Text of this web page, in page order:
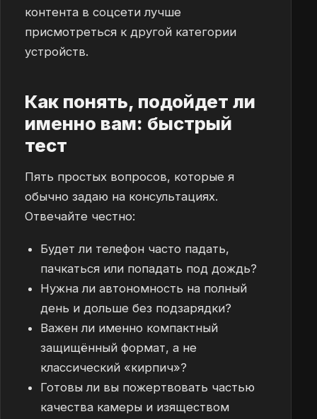
контента в соцсети лучше
присмотреться к другой категории
устройств.
Как понять, подойдет ли
именно вам: быстрый
тест
Пять простых вопросов, которые я
обычно задаю на консультациях.
Отвечайте честно:
Будет ли телефон часто падать,
пачкаться или попадать под дождь?
Нужна ли автономность на полный
день и дольше без подзарядки?
Важен ли именно компактный
защищённый формат, а не
классический «кирпич»?
Готовы ли вы пожертвовать частью
качества камеры и изяществом